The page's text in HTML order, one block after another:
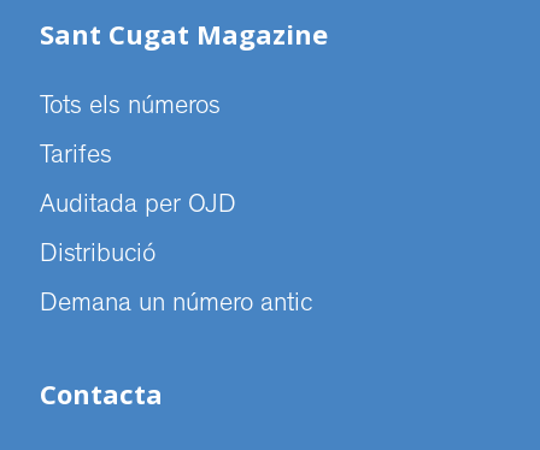
Sant Cugat Magazine
Tots els números
Tarifes
Auditada per OJD
Distribució
Demana un número antic
Contacta